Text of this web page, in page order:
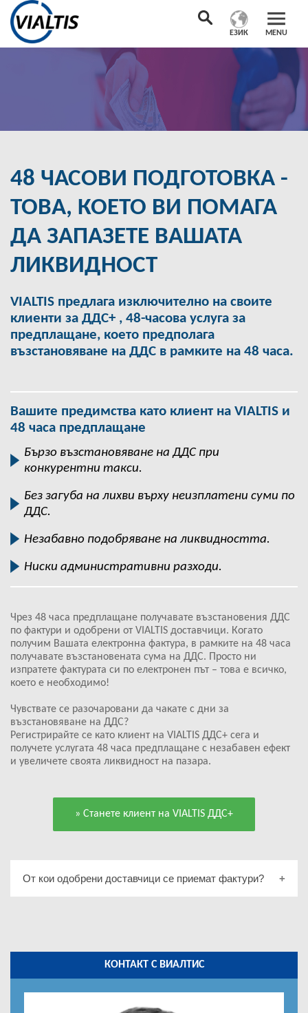
MENU
ЕЗИК
48 ЧАСОВИ ПОДГОТОВКА -
ТОВА, КОЕТО ВИ ПОМАГА
ДА ЗАПАЗЕТЕ ВАШАТА
ЛИКВИДНОСТ
VIALTIS предлага изключително на своите
клиенти за ДДС+ , 48-часова услуга за
предплащане, което предполага
възстановяване на ДДС в рамките на 48 часа.
Вашите предимства като клиент на VIALTIS и
48 часа предплащане
Бързо възстановяване на ДДС при
конкурентни такси.
Без загуба на лихви върху неизплатени суми по
ДДС.
Незабавно подобряване на ликвидността.
Ниски административни разходи.
Чрeз 48 часа предплащане получавате възстановения ДДС
по фактури и одобрени от VIALTIS доставчици. Когато
получим Вашата електронна фактура, в рамките на 48 часа
получавате възстановената сума на ДДС. Просто ни
изпратете фактурата си по електронен път – това е всичко,
което е необходимо!
Чувствате се разочаровани да чакате с дни за
възстановяване на ДДС?
Регистрирайте се като клиент на VIALTIS ДДС+ сега и
получете услугата 48 часа предплащане с незабавен ефект
и увеличете своята ликвидност на пазара.
» Станете клиент на VIALTIS ДДС+
От кои одобрени доставчици се приемат фактури?
DIESEL 24
DS CARD + DRIVE GMBH
DTS Trading GmbH & Co. KG
КОНТАКТ С ВИАЛТИС